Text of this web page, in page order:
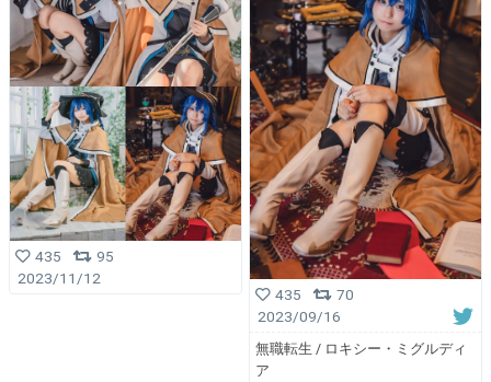
435
95
2023/11/12
435
70
2023/09/16
無職転生 / ロキシー・ミグルディ
ア